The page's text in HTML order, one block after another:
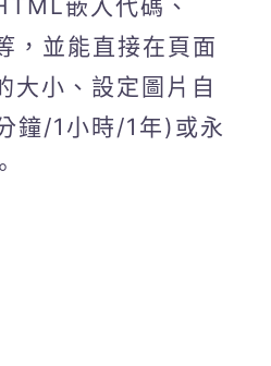
嵌入代碼、
，並能直接在頁面
大小、設定圖片自
鐘/1小時/1年)或永